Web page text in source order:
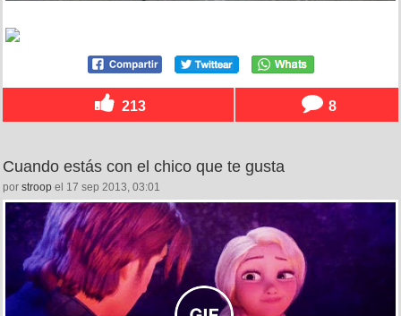
213 8
Cuando estás con el chico que te gusta
por stroop el 17 sep 2013, 03:01